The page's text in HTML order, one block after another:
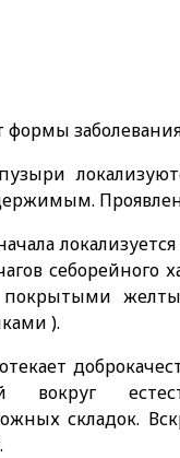
себорейного
покрытыми
).
вокруг
складок.